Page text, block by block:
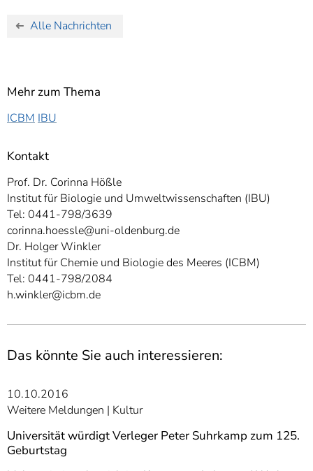
Alle Nachrichten
Mehr zum Thema
ICBM IBU
Kontakt
Prof. Dr. Corinna Hößle
Institut für Biologie und Umweltwissenschaften (IBU)
Tel: 0441-798/3639
corinna.hoessle@uni-oldenburg.de
Dr. Holger Winkler
Institut für Chemie und Biologie des Meeres (ICBM)
Tel: 0441-798/2084
h.winkler@icbm.de
Das könnte Sie auch interessieren:
10.10.2016
Weitere Meldungen
Kultur
Universität würdigt Verleger Peter Suhrkamp zum 125.
Geburtstag